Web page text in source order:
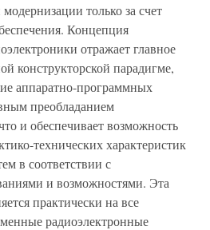
только за счет
Концепция
отражает главное
конструкторской парадигме,
аппаратно-программных
преобладанием
и обеспечивает возможность
технических характеристик
в соответствии с
и возможностями. Эта
практически на все
радиоэлектронные